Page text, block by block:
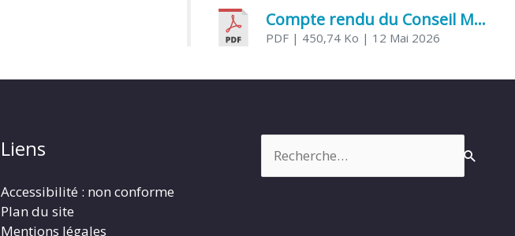
Compte rendu du Conseil Municipal du 06 mai 2026
PDF | 450,74 Ko | 12 Mai 2026
Liens
Accessibilité : non conforme
Plan du site
Mentions légales